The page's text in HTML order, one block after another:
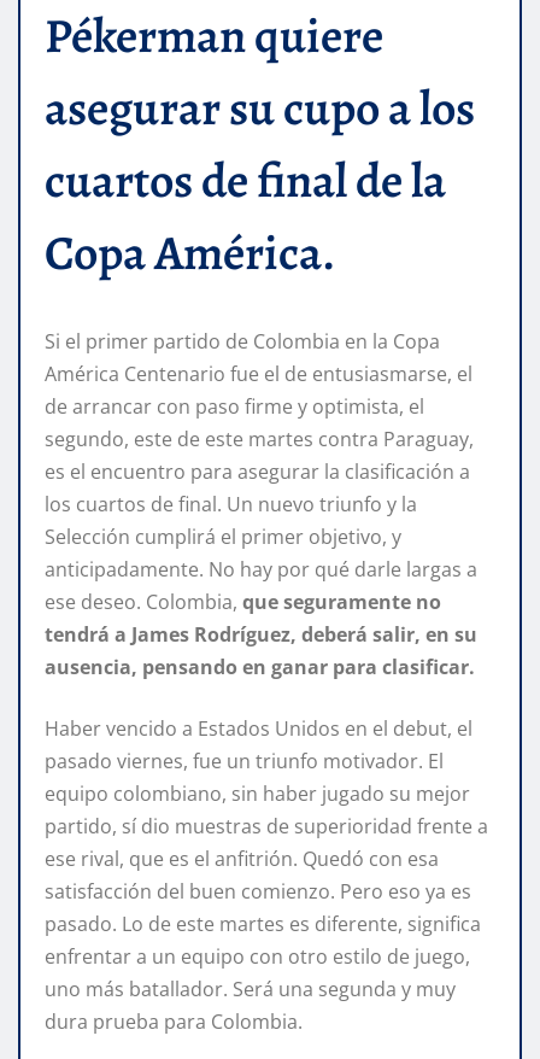
Pékerman quiere
asegurar su cupo a los
cuartos de final de la
Copa América.
Si el primer partido de Colombia en la Copa
América Centenario fue el de entusiasmarse, el
de arrancar con paso firme y optimista, el
segundo, este de este martes contra Paraguay,
es el encuentro para asegurar la clasificación a
los cuartos de final. Un nuevo triunfo y la
Selección cumplirá el primer objetivo, y
anticipadamente. No hay por qué darle largas a
ese deseo. Colombia, que seguramente no
tendrá a James Rodríguez, deberá salir, en su
ausencia, pensando en ganar para clasificar.
Haber vencido a Estados Unidos en el debut, el
pasado viernes, fue un triunfo motivador. El
equipo colombiano, sin haber jugado su mejor
partido, sí dio muestras de superioridad frente a
ese rival, que es el anfitrión. Quedó con esa
satisfacción del buen comienzo. Pero eso ya es
pasado. Lo de este martes es diferente, significa
enfrentar a un equipo con otro estilo de juego,
uno más batallador. Será una segunda y muy
dura prueba para Colombia.